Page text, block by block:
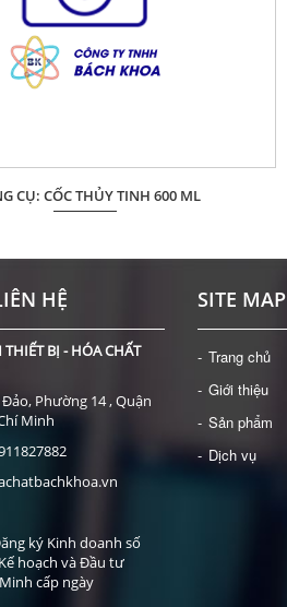
CỤ: CỐC THỦY TINH 600 ML
HỆ
BỊ - HÓA CHẤT
Phường 14 , Quận
Minh
ký Kinh doanh số
hoạch và Đầu tư
cấp ngày
SITE MAP
Trang chủ
Giới thiệu
Sản phẩm
Dịch vụ